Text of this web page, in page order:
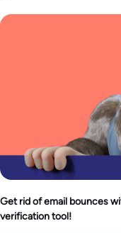
Get rid of email bounces
verification tool!